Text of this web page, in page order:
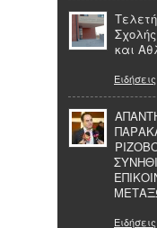
και
Ειδήσεις
Ειδήσεις